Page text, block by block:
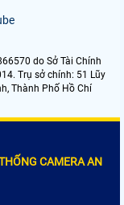
do Sở Tài Chính
Trụ sở chính: 51 Lũy
Thành Phố Hồ Chí
CAMERA AN